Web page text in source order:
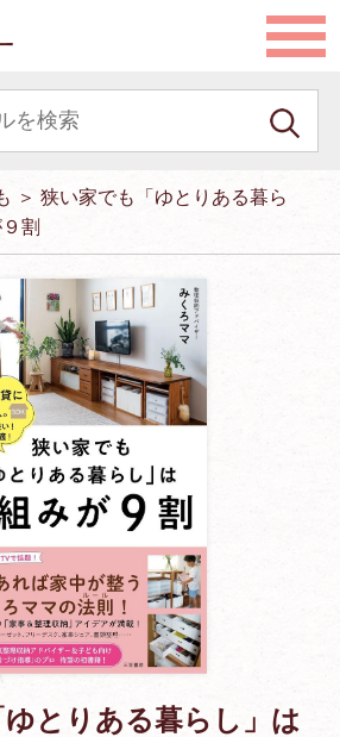
＞ 狭い家でも「ゆとりある暮ら
割
とりある暮らし」は